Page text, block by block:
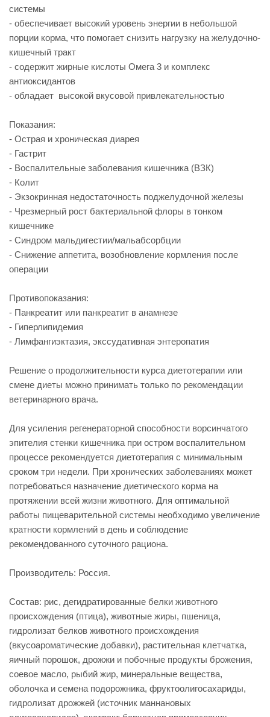
системы
- обеспечивает высокий уровень энергии в небольшой
порции корма, что помогает снизить нагрузку на желудочно-
кишечный тракт
- содержит жирные кислоты Омега 3 и комплекс
антиоксидантов
- обладает высокой вкусовой привлекательностью
Показания:
- Острая и хроническая диарея
- Гастрит
- Воспалительные заболевания кишечника (ВЗК)
- Колит
- Экзокринная недостаточность поджелудочной железы
- Чрезмерный рост бактериальной флоры в тонком
кишечнике
- Синдром мальдигестии/мальабсорбции
- Снижение аппетита, возобновление кормления после
операции
Противопоказания:
- Панкреатит или панкреатит в анамнезе
- Гиперлипидемия
- Лимфангиэктазия, экссудативная энтеропатия
Решение о продолжительности курса диетотерапии или
смене диеты можно принимать только по рекомендации
ветеринарного врача.
Для усиления регенераторной способности ворсинчатого
эпителия стенки кишечника при остром воспалительном
процессе рекомендуется диетотерапия с минимальным
сроком три недели. При хронических заболеваниях может
потребоваться назначение диетического корма на
протяжении всей жизни животного. Для оптимальной
работы пищеварительной системы необходимо увеличение
кратности кормлений в день и соблюдение
рекомендованного суточного рациона.
Производитель: Россия.
Состав: рис, дегидратированные белки животного
происхождения (птица), животные жиры, пшеница,
гидролизат белков животного происхождения
(вкусоароматические добавки), растительная клетчатка,
яичный порошок, дрожжи и побочные продукты брожения,
соевое масло, рыбий жир, минеральные вещества,
оболочка и семена подорожника, фруктоолигосахариды,
гидролизат дрожжей (источник мaннановых